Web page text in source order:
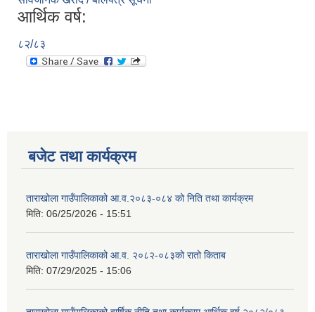
आर्थिक वर्ष:
८२/८३
बजेट तथा कार्यक्रम
ताराखोला गाउँपालिकाको आ.व.२०८३-०८४ को निति तथा कार्यक्रम
मिति: 06/25/2026 - 15:51
ताराखोला गाउँपालिकाको आ.व. २०८२-०८३को रातो किताब
मिति: 07/29/2025 - 15:06